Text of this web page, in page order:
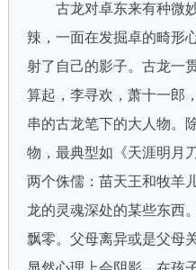
古龙对卓东来有种微妙
辣，一面在发掘卓的畸形
射了自己的影子。古龙一
算起，李寻欢，萧十一郎
串的古龙笔下的大人物。
物，最典型如《天涯明月
两个侏儒：苗天王和牧羊
龙的灵魂深处的某些东西
飘零。父母离异或是父母